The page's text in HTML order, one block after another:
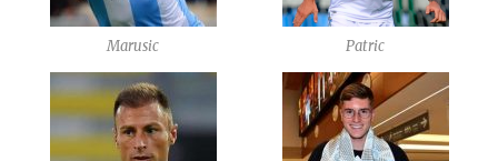
Marusic Patric